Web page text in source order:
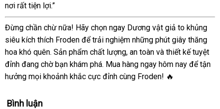
nơi rất tiện lợi.”
Đừng chần chừ nữa! Hãy chọn ngay Dương vật giả to khủng
siêu kích thích Froden để trải nghiệm những phút giây thăng
hoa khó quên. Sản phẩm chất lượng, an toàn và thiết kế tuyệt
đỉnh đang chờ bạn khám phá. Mua hàng ngay hôm nay để tận
hưởng mọi khoảnh khắc cực đỉnh cùng Froden! 🔥
Bình luận